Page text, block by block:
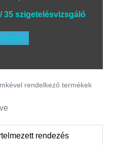
35 szigetelésvizsgáló
rendelkező termékek